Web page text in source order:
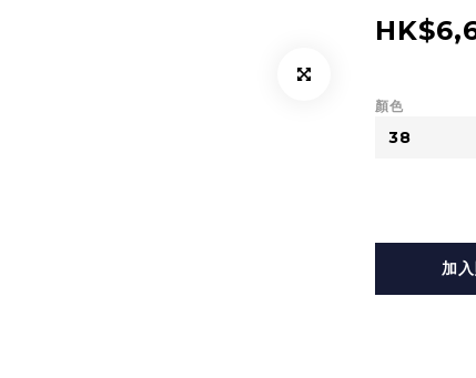
顏色
加